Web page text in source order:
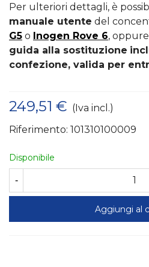
Per ulteriori dettagli, è
manuale utente del
G5 o Inogen Rove 6,
guida alla sostituzione
confezione, valida per
249,51 € (Iva incl.)
Riferimento: 101310100009
Disponibile
-
Aggiungi al